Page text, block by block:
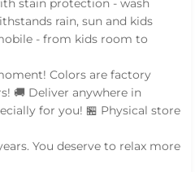
stain protection - wash
rain, sun and kids
- from kids room to
Colors are factory
🚚 Deliver anywhere in
for you! 🏪 Physical store
You deserve to relax more